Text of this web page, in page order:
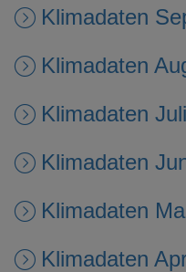
Klimadaten
Klimadaten
Klimadaten
Klimadaten
Klimadaten
Klimadaten